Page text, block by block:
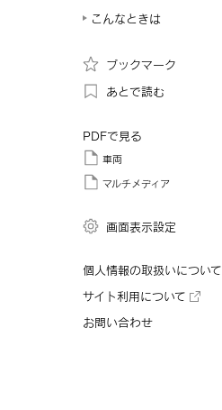
こんなときは
ブックマーク
あとで読む
PDFで見る
車両
マルチメディア
画面表示設定
個人情報の取扱いについて
サイト利用について
お問い合わせ